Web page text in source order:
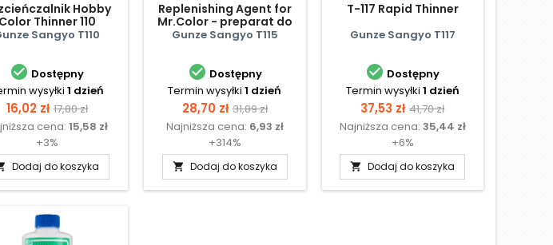
Hobby
Color Thinner 110
Sangyo T110
 Dostępny
wysyłki 1 dzień
Cena
16,02 zł Cena
podstawowa
17,80 zł
cena:15,58 zł
+3%
Dodaj do koszyka
Replenishing Agent for
Mr.Color - preparat do
regeneracji farb
Gunze Sangyo T115
 Dostępny
Termin wysyłki 1 dzień
Cena
28,70 zł Cena
podstawowa
31,89 zł
Najniższa cena: 6,93 zł
+314%
 Dodaj do koszyka
T-117 Rapid Thinner
Gunze Sangyo T117
 Dostępny
Termin wysyłki 1 dzień
Cena
37,53 zł Cena
podstawowa
41,70 zł
Najniższa cena: 35,44 zł
+6%
 Dodaj do koszyka